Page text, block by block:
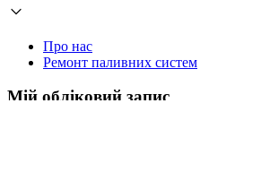
Про нас
Ремонт паливних систем
Мій обліковий запис